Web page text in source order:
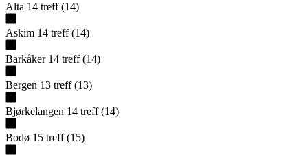
Alta 14 treff (14)
Askim 14 treff (14)
Barkåker 14 treff (14)
Bergen 13 treff (13)
Bjørkelangen 14 treff (14)
Bodø 15 treff (15)